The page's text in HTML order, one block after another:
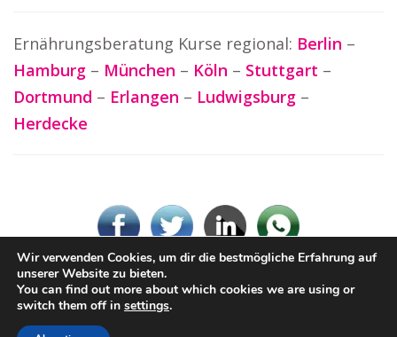
Ernährungsberatung Kurse regional: Berlin –
Hamburg – München – Köln – Stuttgart –
Dortmund – Erlangen – Ludwigsburg –
Herdecke
© Ernaehrungsberatung.rocks
Wir verwenden Cookies, um dir die bestmögliche Erfahrung auf
unserer Website zu bieten.
You can find out more about which cookies we are using or
switch them off in settings.